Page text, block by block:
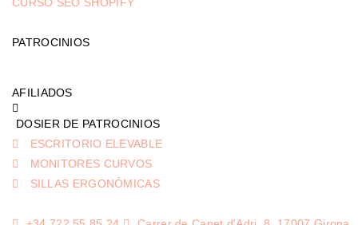
CURSO SEO SHOPIFY
PATROCINIOS
AFILIADOS
DOSIER DE PATROCINIOS
ESCRITORIO ELEVABLE
MONITORES CURVOS
SILLAS ERGONÓMICAS